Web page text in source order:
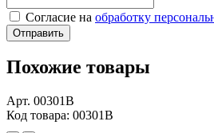
Согласие на обработку
Отправить
Похожие товары
Арт. 00301B
Код товара: 00301B